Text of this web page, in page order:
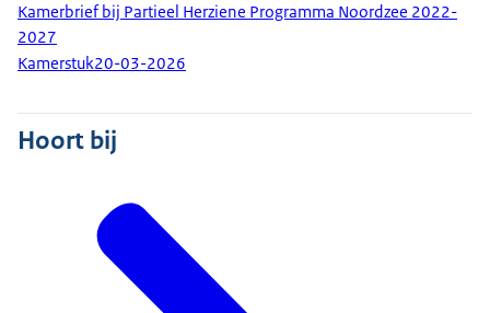
Kamerbrief bij Partieel Herziene Programma Noordzee 2022-
2027
Kamerstuk20-03-2026
Hoort bij